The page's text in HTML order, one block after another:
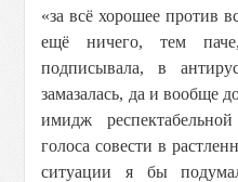
«за всё хорошее против
ещё ничего, тем
подписывала, в
замазалась, да и вообще
имидж
голоса совести в
ситуации я бы